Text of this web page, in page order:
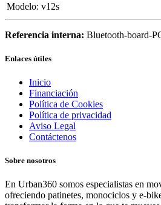
Modelo: v12s
Referencia interna: Bluetooth-board-
Enlaces útiles
Inicio
Financiación
Política de Cookies
Política de privacidad
Aviso Legal
Contáctenos
Sobre nosotros
En Urban360 somos especialistas en
ofreciendo patinetes, monociclos y e-